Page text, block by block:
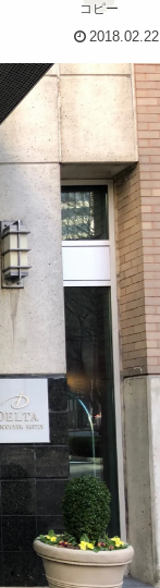
コピー
2018.02.22